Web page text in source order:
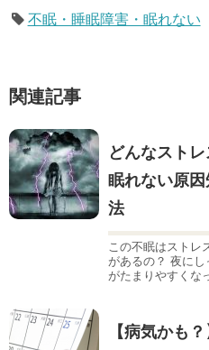
不眠・睡眠障害・眠れない
関連記事
どんなスト
眠れない原
法
この不眠はストレ
があるの？ 夜に
がたまりやすくな
【病気かも